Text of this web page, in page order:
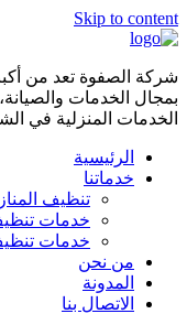
Skip to content
شركة الصفوة تعد من
بمجال الخدمات
الخدمات المنزلية في
الرئيسية
خدماتنا
تنظيف
خدمات
خدمات
من نحن
المدونة
الاتصال بنا